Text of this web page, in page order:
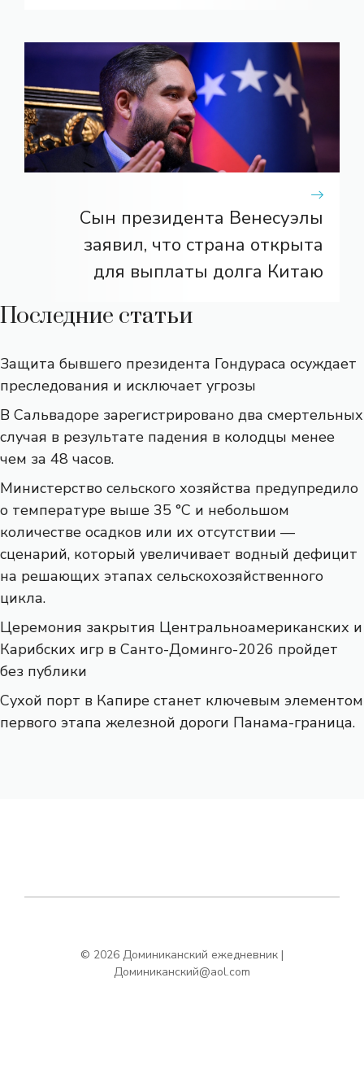
Сын президента Венесуэлы
заявил, что страна открыта
для выплаты долга Китаю
Последние статьи
Защита бывшего президента Гондураса осуждает
преследования и исключает угрозы
В Сальвадоре зарегистрировано два смертельных
случая в результате падения в колодцы менее
чем за 48 часов.
Министерство сельского хозяйства предупредило
о температуре выше 35 °C и небольшом
количестве осадков или их отсутствии —
сценарий, который увеличивает водный дефицит
на решающих этапах сельскохозяйственного
цикла.
Церемония закрытия Центральноамериканских и
Карибских игр в Санто-Доминго-2026 пройдет
без публики
Сухой порт в Капире станет ключевым элементом
первого этапа железной дороги Панама-граница.
© 2026 Доминиканский ежедневник |
Доминиканский@aol.com